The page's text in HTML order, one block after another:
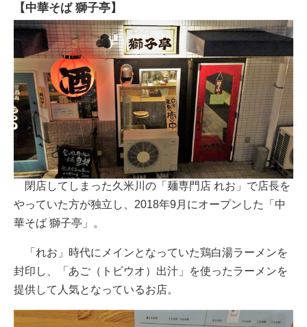
【中華そば 獅子亭】
閉店してしまった久米川の「麺専門店 れお」で店長を
やっていた方が独立し、2018年9月にオープンした「中
華そば 獅子亭」。
「れお」時代にメインとなっていた鶏白湯ラーメンを
封印し、「あご（トビウオ）出汁」を使ったラーメンを
提供して人気となっているお店。